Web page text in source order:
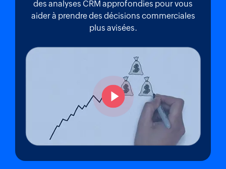
des analyses CRM approfondies pour vous
aider à prendre des décisions commerciales
plus avisées.